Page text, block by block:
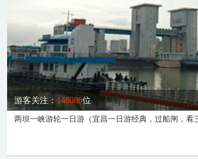
游客关注： 146086位
两坝一峡游轮一日游（宜昌一日游经典，过船闸，看